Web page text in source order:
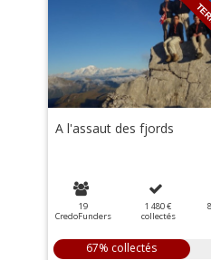
A l'assaut des fjords
19
CredoFunders
1 480 €
collectés
8
67% collectés